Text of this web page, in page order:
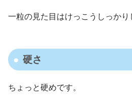
一粒の見た目はけっこうしっかり
硬さ
ちょっと硬めです。